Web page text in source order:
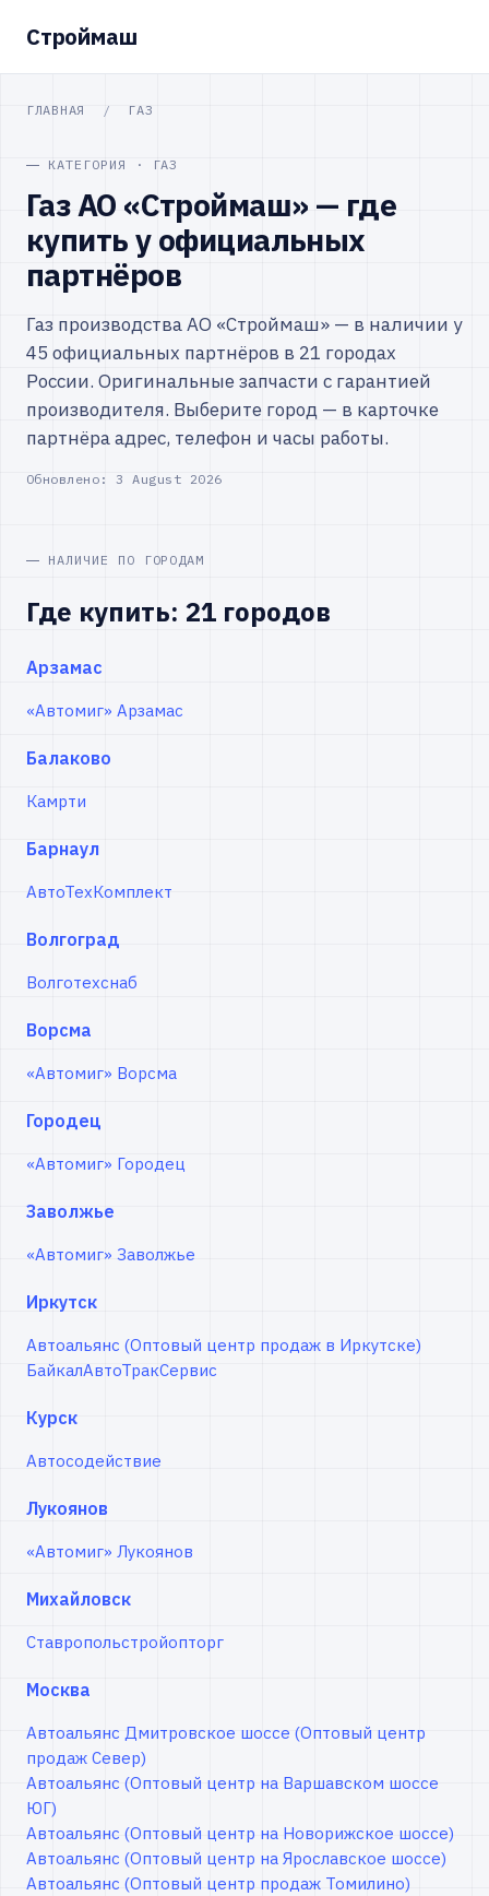
Строймаш
ГЛАВНАЯ / ГАЗ
КАТЕГОРИЯ · ГАЗ
Газ АО «Строймаш» — где
купить у официальных
партнёров
Газ производства АО «Строймаш» — в наличии у
45 официальных партнёров в 21 городах
России. Оригинальные запчасти с гарантией
производителя. Выберите город — в карточке
партнёра адрес, телефон и часы работы.
Обновлено:3 August 2026
НАЛИЧИЕ ПО ГОРОДАМ
Где купить: 21 городов
Арзамас
«Автомиг» Арзамас
Балаково
Камрти
Барнаул
АвтоТехКомплект
Волгоград
Волготехснаб
Ворсма
«Автомиг» Ворсма
Городец
«Автомиг» Городец
Заволжье
«Автомиг» Заволжье
Иркутск
Автоальянс (Оптовый центр продаж в Иркутске)
БайкалАвтоТракСервис
Курск
Автосодействие
Лукоянов
«Автомиг» Лукоянов
Михайловск
Ставропольстройопторг
Москва
Автоальянс Дмитровское шоссе (Оптовый центр
продаж Север)
Автоальянс (Оптовый центр на Варшавском шоссе
ЮГ)
Автоальянс (Оптовый центр на Новорижское шоссе)
Автоальянс (Оптовый центр на Ярославское шоссе)
Автоальянс (Оптовый центр продаж Томилино)